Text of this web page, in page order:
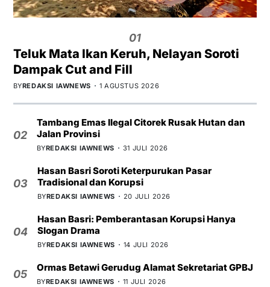
01
Teluk Mata Ikan Keruh, Nelayan Soroti
Dampak Cut and Fill
BYREDAKSI IAWNEWS 1 AGUSTUS 2026
02
Tambang Emas Ilegal Citorek Rusak Hutan dan
Jalan Provinsi
BYREDAKSI IAWNEWS 31 JULI 2026
03
Hasan Basri Soroti Keterpurukan Pasar
Tradisional dan Korupsi
BYREDAKSI IAWNEWS 20 JULI 2026
04
Hasan Basri: Pemberantasan Korupsi Hanya
Slogan Drama
BYREDAKSI IAWNEWS 14 JULI 2026
05
Ormas Betawi Gerudug Alamat Sekretariat GPBJ
BYREDAKSI IAWNEWS 11 JULI 2026